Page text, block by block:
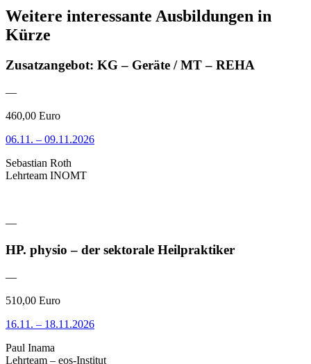
Weitere interessante Ausbildungen in
Kürze
Zusatzangebot: KG – Geräte / MT – REHA
—
460,00 Euro
06.11. – 09.11.2026
Sebastian Roth
Lehrteam INOMT
—
HP. physio – der sektorale Heilpraktiker
—
510,00 Euro
16.11. – 18.11.2026
Paul Inama
Lehrteam – eos-Institut